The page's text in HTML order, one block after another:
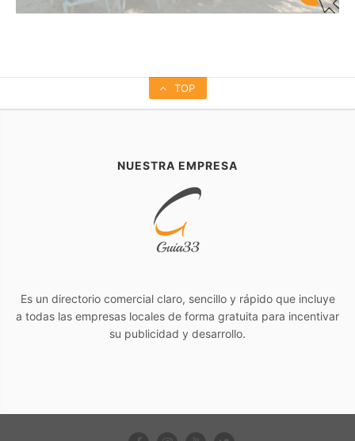
TOP
NUESTRA EMPRESA
Es un directorio comercial claro, sencillo y rápido que incluye
a todas las empresas locales de forma gratuita para incentivar
su publicidad y desarrollo.